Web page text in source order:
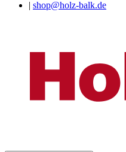
| shop@holz-balk.de